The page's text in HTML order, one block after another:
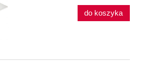
do koszyka